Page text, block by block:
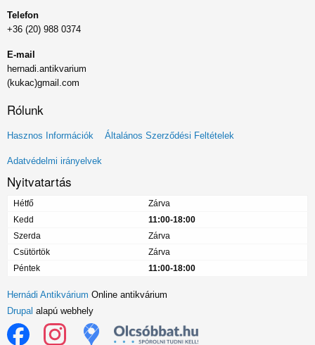
Telefon
+36 (20) 988 0374
E-mail
hernadi.antikvarium
(kukac)gmail.com
Rólunk
Lábléc
menü
Hasznos Információk Általános Szerződési Feltételek
Adatvédelmi irányelvek
Nyitvatartás
Hétfő
Zárva
Kedd
11:00-18:00
Szerda
Zárva
Csütörtök
Zárva
Péntek
11:00-18:00
Hernádi Antikvárium Online antikvárium
Drupal alapú webhely